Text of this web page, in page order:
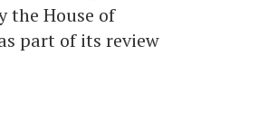
the House of
part of its review